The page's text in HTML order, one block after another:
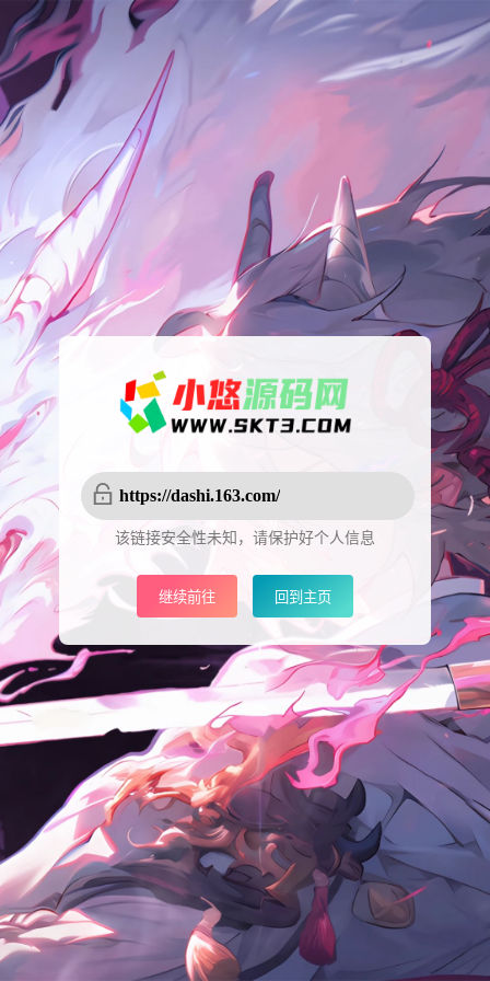
https://dashi.163.com/
该链接安全性未知，请保护好个人信息
继续前往 回到主页